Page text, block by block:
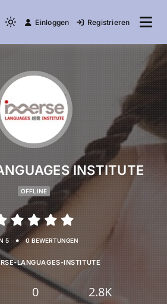
Einloggen Registrieren
INSTITUTE
OFFLINE
5 • 0 BEWERTUNGEN
LANGUAGES-INSTITUTE
0 2.8K